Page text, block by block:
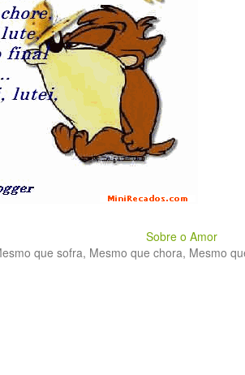
Sobre o Amor
que sofra, Mesmo que chora, Mesmo